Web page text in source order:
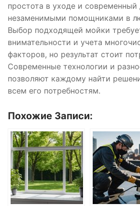
простота в уходе и
незаменимыми помощниками в
Выбор подходящей мойки
внимательности и учета
факторов, но результат стоит
Современные технологии и
позволяют каждому найти
всем его потребностям.
Похожие Записи: